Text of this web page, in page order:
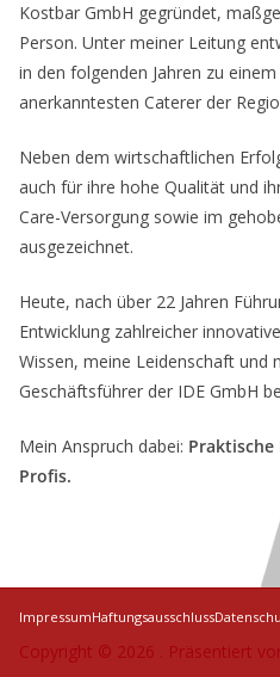
Kostbar GmbH gegründet,
Person. Unter meiner Leitung
in den folgenden Jahren zu
anerkanntesten Caterer der
Neben dem wirtschaftlichen
auch für ihre hohe Qualität und
Care-Versorgung sowie im
ausgezeichnet.
Heute, nach über 22 Jahren
Entwicklung zahlreicher
Wissen, meine Leidenschaft und
Geschäftsführer der IDE GmbH
Mein Anspruch dabei:
Profis.
ImpressumHaftungsausschluss
Copyright © 2026 . Präsentiert